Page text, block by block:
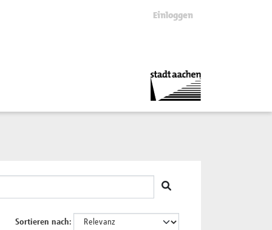
Einloggen
Sortieren nach